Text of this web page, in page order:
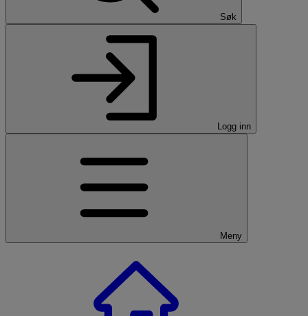
Søk
Logg inn
Meny